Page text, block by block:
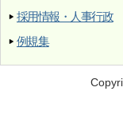
採用情報・人事行政
例規集